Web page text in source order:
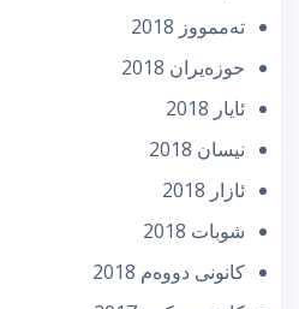
تەممووز 2018
حوزه‌یران 2018
ئایار 2018
نیسان 2018
ئازار 2018
شوبات 2018
كانونی دووه‌م 2018